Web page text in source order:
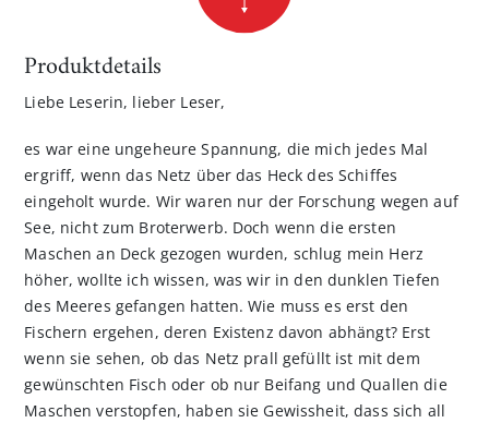
Produktdetails
Liebe Leserin, lieber Leser,
es war eine ungeheure Spannung, die mich jedes Mal
ergriff, wenn das Netz über das Heck des Schiffes
eingeholt wurde. Wir waren nur der Forschung wegen auf
See, nicht zum Broterwerb. Doch wenn die ersten
Maschen an Deck gezogen wurden, schlug mein Herz
höher, wollte ich wissen, was wir in den dunklen Tiefen
des Meeres gefangen hatten. Wie muss es erst den
Fischern ergehen, deren Existenz davon abhängt? Erst
wenn sie sehen, ob das Netz prall gefüllt ist mit dem
gewünschten Fisch oder ob nur Beifang und Quallen die
Maschen verstopfen, haben sie Gewissheit, dass sich all